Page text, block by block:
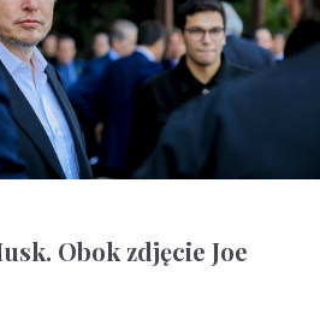
Obok zdjęcie Joe